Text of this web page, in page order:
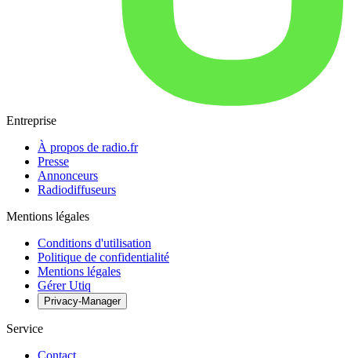
Entreprise
À propos de radio.fr
Presse
Annonceurs
Radiodiffuseurs
Mentions légales
Conditions d'utilisation
Politique de confidentialité
Mentions légales
Gérer Utiq
Privacy-Manager
Service
Contact